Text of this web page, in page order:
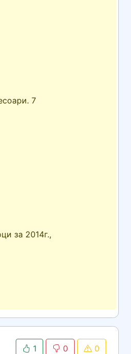
7
за 2014г.,
1 0 0